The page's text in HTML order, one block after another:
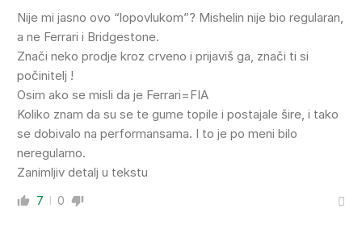
Nije mi jasno ovo “lopovlukom”? Mishelin nije bio regularan,
a ne Ferrari i Bridgestone.
Znači neko prodje kroz crveno i prijaviš ga, znači ti si
počinitelj !
Osim ako se misli da je Ferrari=FIA
Koliko znam da su se te gume topile i postajale šire, i tako
se dobivalo na performansama. I to je po meni bilo
neregularno.
Zanimljiv detalj u tekstu
7 0